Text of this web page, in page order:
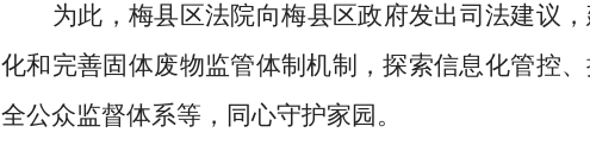
为此，梅县区法院向梅县区政府发出司法建议
化和完善固体废物监管体制机制，探索信息化管控
全公众监督体系等，同心守护家园。